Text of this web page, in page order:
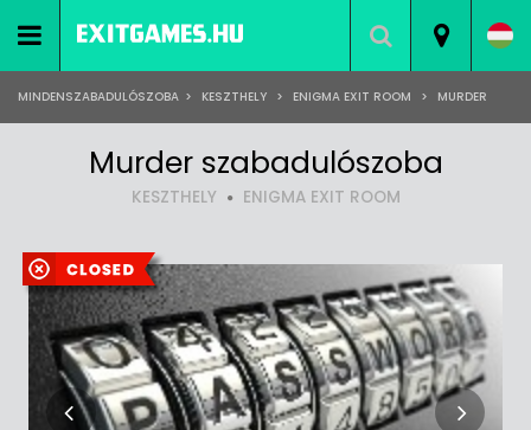
MINDENSZABADULÓSZOBA > KESZTHELY > ENIGMA EXIT ROOM > MURDER
Murder szabadulószoba
KESZTHELY ENIGMA EXIT ROOM